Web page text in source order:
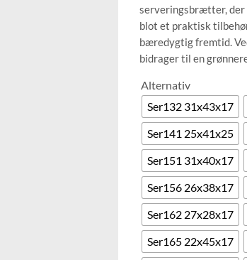
serveringsbrætter,
blot et praktisk
bæredygtig fremtid.
bidrager til en
Alternativ
Ser132 31x43x17
Ser141 25x41x25
Ser151 31x40x17
Ser156 26x38x17
Ser162 27x28x17
Ser165 22x45x17